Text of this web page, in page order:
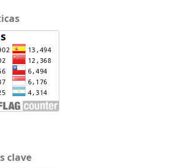
clave